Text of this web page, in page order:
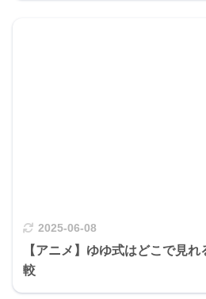
2025-06-08
【アニメ】ゆゆ式はどこで見
較